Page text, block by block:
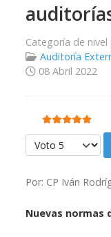
Categoría de nivel
Auditoría
08 Abril 2022
Ratio:5/5
Por favor, vote
Por: CP Iván
Nuevas normas